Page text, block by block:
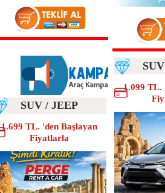
SUV / JEEP
1.699 TL. 'den Başlayan
Fiyatlarla
1.099 TL.